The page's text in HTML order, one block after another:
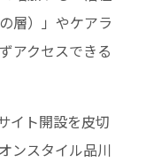
層）」やケアラ
アクセスできる
イト開設を皮切
ンスタイル品川